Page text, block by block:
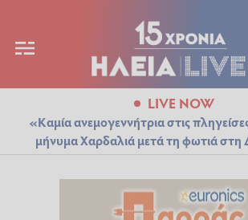
LIVE NOW
«Καμία ανεμογεννήτρια στις
μήνυμα Χαρδαλιά μετά τη φωτιά στη